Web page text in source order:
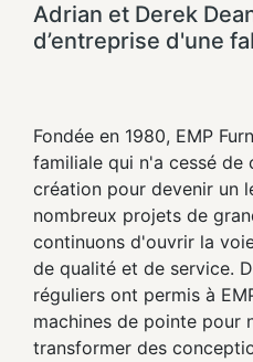
Adrian et Derek
d’entreprise d'une
Fondée en 1980, EMP
familiale qui n'a cessé de
création pour devenir un
nombreux projets de
continuons d'ouvrir la
de qualité et de service.
réguliers ont permis à
machines de pointe pour
transformer des